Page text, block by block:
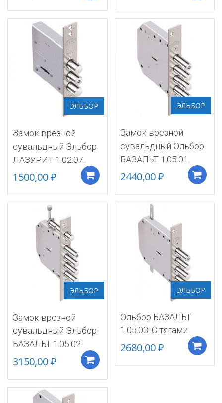
ЭЛЬБОР
Замок врезной
сувальдный Эльбор
ЛАЗУРИТ 1.02.07.
1500,00₽ Добавить в корзину
ЭЛЬБОР
Замок врезной
сувальдный Эльбор
БАЗАЛЬТ 1.05.01.
2440,00₽
ЭЛЬБОР
Замок врезной
сувальдный Эльбор
БАЗАЛЬТ 1.05.02.
3150,00₽
ЭЛЬБОР
Эльбор БАЗАЛЬТ
1.05.03. С тягами
2680,00₽